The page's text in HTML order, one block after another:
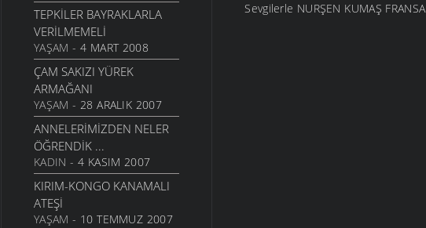
TEPKILER BAYRAKLARLA
VERILMEMELI
YAŞAM - 4 MART 2008
ÇAM SAKIZI YÜREK
ARMAĞANI
YAŞAM - 28 ARALIK 2007
ANNELERIMIZDEN NELER
ÖĞRENDIK ...
KADIN - 4 KASIM 2007
KIRIM-KONGO KANAMALI
ATEŞI
YAŞAM - 10 TEMMUZ 2007
Sevgilerle NURŞEN KUMAŞ FRANSA